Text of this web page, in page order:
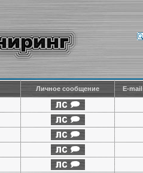
Личное сообщение E-